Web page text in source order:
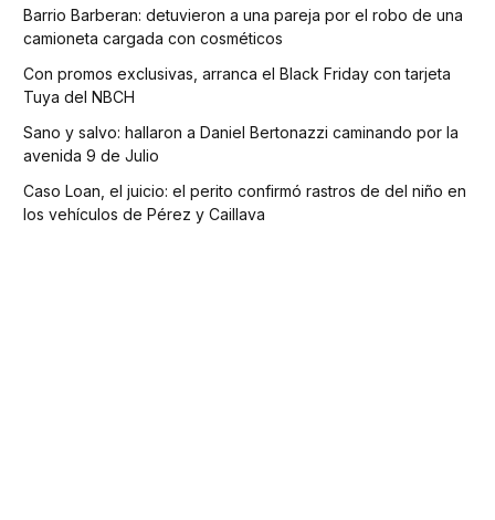
Barrio Barberan: detuvieron a una pareja por el robo de una
camioneta cargada con cosméticos
Con promos exclusivas, arranca el Black Friday con tarjeta
Tuya del NBCH
Sano y salvo: hallaron a Daniel Bertonazzi caminando por la
avenida 9 de Julio
Caso Loan, el juicio: el perito confirmó rastros de del niño en
los vehículos de Pérez y Caillava